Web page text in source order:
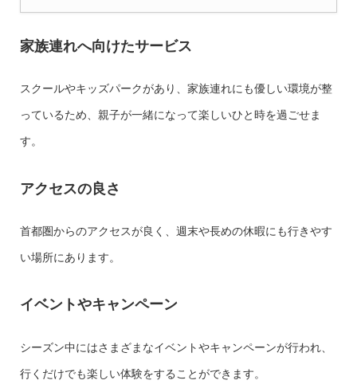
家族連れへ向けたサービス
スクールやキッズパークがあり、家族連れにも優しい環境が整
っているため、親子が一緒になって楽しいひと時を過ごせま
す。
アクセスの良さ
首都圏からのアクセスが良く、週末や長めの休暇にも行きやす
い場所にあります。
イベントやキャンペーン
シーズン中にはさまざまなイベントやキャンペーンが行われ、
行くだけでも楽しい体験をすることができます。